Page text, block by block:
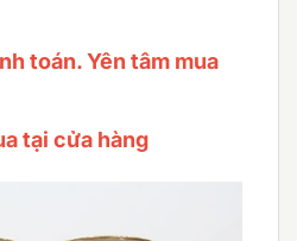
toán. Yên tâm mua
tại cửa hàng